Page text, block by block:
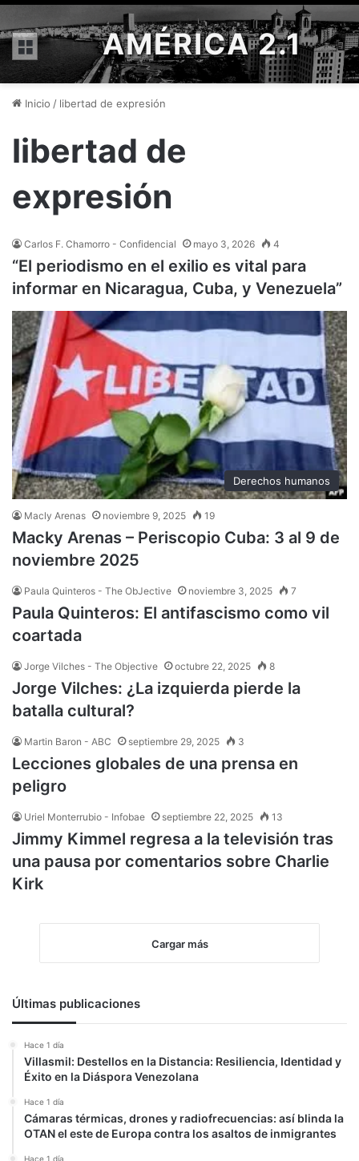
Menú AMÉRICA 2.1
Inicio / libertad de expresión
libertad de
expresión
Carlos F. Chamorro - Confidencial mayo 3, 2026 4
“El periodismo en el exilio es vital para
informar en Nicaragua, Cuba, y Venezuela”
Derechos humanos
Macly Arenas noviembre 9, 2025 19
Macky Arenas – Periscopio Cuba: 3 al 9 de
noviembre 2025
Paula Quinteros - The ObJective noviembre 3, 2025 7
Paula Quinteros: El antifascismo como vil
coartada
Jorge Vilches - The Objective octubre 22, 2025 8
Jorge Vilches: ¿La izquierda pierde la
batalla cultural?
Martin Baron - ABC septiembre 29, 2025 3
Lecciones globales de una prensa en
peligro
Uriel Monterrubio - Infobae septiembre 22, 2025 13
Jimmy Kimmel regresa a la televisión tras
una pausa por comentarios sobre Charlie
Kirk
Cargar más
Últimas publicaciones
Hace 1 día
Villasmil: Destellos en la Distancia: Resiliencia, Identidad y
Éxito en la Diáspora Venezolana
Hace 1 día
Cámaras térmicas, drones y radiofrecuencias: así blinda la
OTAN el este de Europa contra los asaltos de inmigrantes
Hace 1 día